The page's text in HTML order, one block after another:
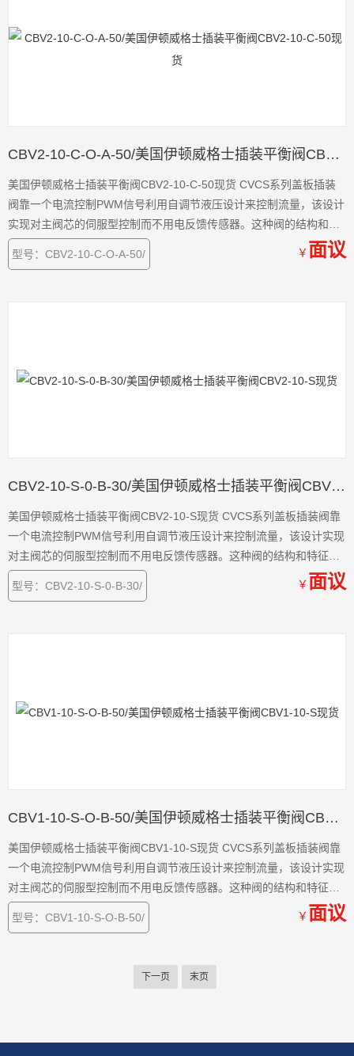
CBV2-10-C-O-A-50/美国伊顿威格士插装平衡阀CBV2-10-C-50现货
美国伊顿威格士插装平衡阀CBV2-10-C-50现货 CVCS系列盖板插装
阀靠一个电流控制PWM信号利用自调节液压设计来控制流量，该设计
实现对主阀芯的伺服型控制而不用电反馈传感器。这种阀的结构和特
征开辟了液压缸和马达
型号：CBV2-10-C-O-A-50/
￥ 面议
CBV2-10-S-0-B-30/美国伊顿威格士插装平衡阀CBV2-10-S现货
美国伊顿威格士插装平衡阀CBV2-10-S现货 CVCS系列盖板插装阀靠
一个电流控制PWM信号利用自调节液压设计来控制流量，该设计实现
对主阀芯的伺服型控制而不用电反馈传感器。这种阀的结构和特征开
辟了液压缸和马达
型号：CBV2-10-S-0-B-30/
￥ 面议
CBV1-10-S-O-B-50/美国伊顿威格士插装平衡阀CBV1-10-S现货
美国伊顿威格士插装平衡阀CBV1-10-S现货 CVCS系列盖板插装阀靠
一个电流控制PWM信号利用自调节液压设计来控制流量，该设计实现
对主阀芯的伺服型控制而不用电反馈传感器。这种阀的结构和特征开
辟了液压缸和马达
型号：CBV1-10-S-O-B-50/
￥ 面议
下一页 末页